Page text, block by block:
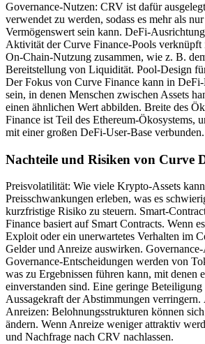
Governance-Nutzen: CRV ist dafür
verwendet zu werden, sodass es mehr als
Vermögenswert sein kann. DeFi-
Aktivität der Curve Finance-Pools verknüpft
On-Chain-Nutzung zusammen, wie z. B.
Bereitstellung von Liquidität. Pool-Design
Der Fokus von Curve Finance kann in
sein, in denen Menschen zwischen Assets
einen ähnlichen Wert abbilden. Breite des
Finance ist Teil des Ethereum-Ökosystems,
mit einer großen DeFi-User-Base verbunden.
Nachteile und Risiken von Curve
Preisvolatilität: Wie viele Krypto-Assets
Preisschwankungen erleben, was es
kurzfristige Risiko zu steuern. Smart-
Finance basiert auf Smart Contracts. Wenn
Exploit oder ein unerwartetes Verhalten im
Gelder und Anreize auswirken.
Governance-Entscheidungen werden von
was zu Ergebnissen führen kann, mit denen
einverstanden sind. Eine geringe
Aussagekraft der Abstimmungen
Anreizen: Belohnungsstrukturen können
ändern. Wenn Anreize weniger attraktiv
und Nachfrage nach CRV nachlassen.